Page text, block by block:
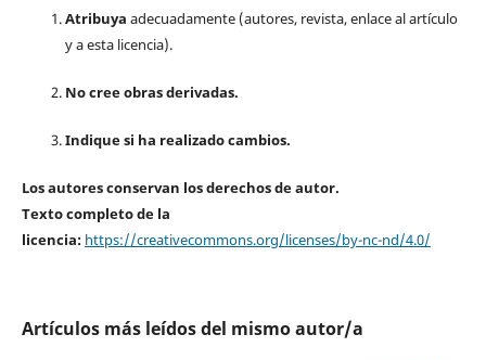
Atribuya adecuadamente (autores, revista, enlace al artículo
y a esta licencia).
No cree obras derivadas.
Indique si ha realizado cambios.
Los autores conservan los derechos de autor.
Texto completo de la
licencia: https://creativecommons.org/licenses/by-nc-nd/4.0/
Artículos más leídos del mismo autor/a